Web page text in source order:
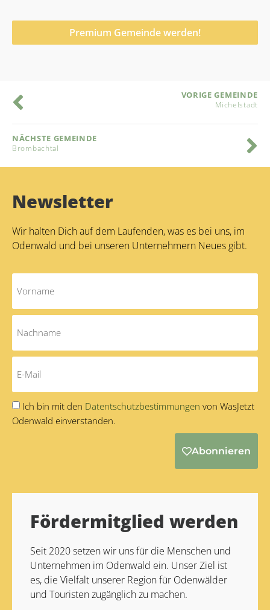
Premium Gemeinde werden!
VORIGE GEMEINDE
Michelstadt
NÄCHSTE GEMEINDE
Brombachtal
Newsletter
Wir halten Dich auf dem Laufenden, was es bei uns, im
Odenwald und bei unseren Unternehmern Neues gibt.
Ich bin mit den Datentschutzbestimmungen von WasJetzt
Odenwald einverstanden.
Abonnieren
Fördermitglied werden
Seit 2020 setzen wir uns für die Menschen und
Unternehmen im Odenwald ein. Unser Ziel ist
es, die Vielfalt unserer Region für Odenwälder
und Touristen zugänglich zu machen.